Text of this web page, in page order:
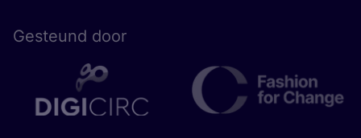
Gesteund door